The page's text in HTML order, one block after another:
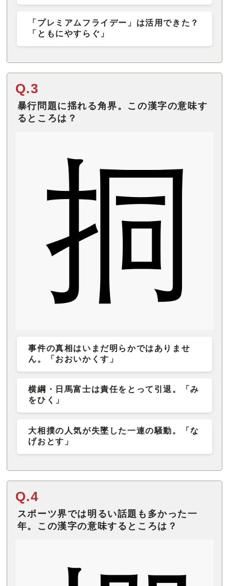
「プレミアムフライデー」は活用できた？
「ともにやすらぐ」
Q.3
暴行問題に揺れる角界。この漢字の意味す
るところは？
事件の真相はいまだ明らかではありませ
ん。「おおいかくす」
横綱・日馬富士は責任をとって引退。「み
をひく」
大相撲の人気が失墜した一連の騒動。「な
げおとす」
Q.4
スポーツ界では明るい話題も多かった一
年。この漢字の意味するところは？